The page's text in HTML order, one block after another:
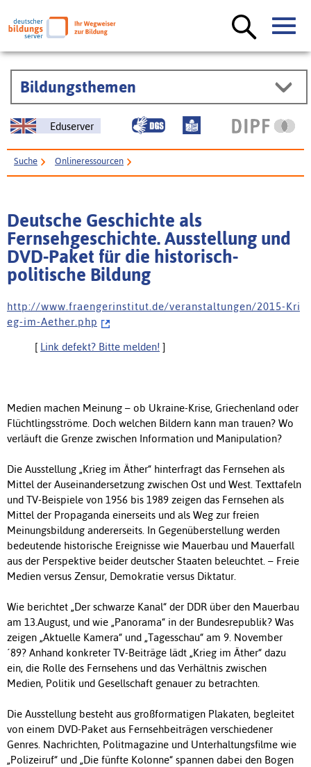
Bildungsthemen
Eduserver
Suche Onlineressourcen
Deutsche Geschichte als
Fernsehgeschichte. Ausstellung und
DVD-Paket für die historisch-
politische Bildung
h t t p : / / w w w . f r a e n g e r i n s t i t u t . d e / v e r a n s t a l t u n g e n / 2 0 1 5 - K r i
e g - i m - A e t h e r . p h p
[ Link defekt? Bitte melden! ]
Medien machen Meinung – ob Ukraine-Krise, Griechenland oder
Flüchtlingsströme. Doch welchen Bildern kann man trauen? Wo
verläuft die Grenze zwischen Information und Manipulation?
Die Ausstellung „Krieg im Äther“ hinterfragt das Fernsehen als
Mittel der Auseinandersetzung zwischen Ost und West. Texttafeln
und TV-Beispiele von 1956 bis 1989 zeigen das Fernsehen als
Mittel der Propaganda einerseits und als Weg zur freien
Meinungsbildung andererseits. In Gegenüberstellung werden
bedeutende historische Ereignisse wie Mauerbau und Mauerfall
aus der Perspektive beider deutscher Staaten beleuchtet. – Freie
Medien versus Zensur, Demokratie versus Diktatur.
Wie berichtet „Der schwarze Kanal“ der DDR über den Mauerbau
am 13.August, und wie „Panorama“ in der Bundesrepublik? Was
zeigen „Aktuelle Kamera“ und „Tagesschau“ am 9. November
´89? Anhand konkreter TV-Beiträge lädt „Krieg im Äther“ dazu
ein, die Rolle des Fernsehens und das Verhältnis zwischen
Medien, Politik und Gesellschaft genauer zu betrachten.
Die Ausstellung besteht aus großformatigen Plakaten, begleitet
von einem DVD-Paket aus Fernsehbeiträgen verschiedener
Genres. Nachrichten, Politmagazine und Unterhaltungsfilme wie
„Polizeiruf“ und „Die fünfte Kolonne“ spannen dabei den Bogen